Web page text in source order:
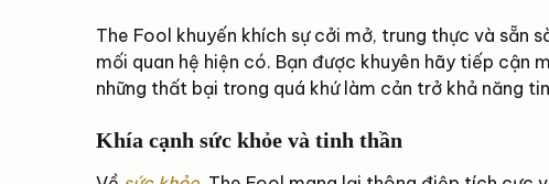
The Fool khuyến khích sự cởi mở, trung thực và sẵn
mối quan hệ hiện có. Bạn được khuyên hãy tiếp cận
những thất bại trong quá khứ làm cản trở khả năng
Khía cạnh sức khỏe và tinh thần